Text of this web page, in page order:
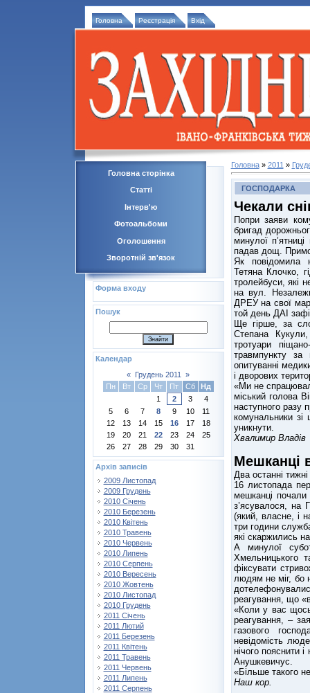
Головна Реєстрація Вхід
Головна сторінка
Статті
Інтерв'ю
Фотоальбоми
Оголошення
Зворотній зв'язок
Форма входу
Пошук
Календар
« Грудень 2011
»
Пн
Вт Ср Чт Пт Сб
Нд
1
2 3
4
5
6 7 8 9 10
11
12
13 14 15 16 17
18
19
20 21 22 23 24
25
26
27 28 29 30 31
Архів записів
2009 Листопад
2009 Грудень
2010 Січень
2010 Березень
2010 Квітень
2010 Травень
2010 Червень
2010 Липень
2010 Серпень
2010 Вересень
2010 Жовтень
2010 Листопад
2010 Грудень
2011 Січень
2011 Лютий
2011 Березень
2011 Квітень
2011 Травень
2011 Червень
2011 Липень
2011 Серпень
Головна» 2011 »
ГОСПОДАРКА
Чекали
Попри заяви
бригад
минулої
падав дощ.
Як повідомила
Тетяна Клочко,
тролейбуси, які
на вул.
ДРЕУ на свої
той день ДАІ
Ще гірше, за
Степана
тротуари
травмпункту
опитуванні
і дворових
«Ми не
міський голова
наступного разу
комунальники
уникнути.
Хвалимир Владів
Мешканці
Два останні
16 листопада
мешканці
з’ясувалося, на
(який, власне, і
три години
які скаржились
А минулої
Хмельницького
фіксувати
людям не міг, бо
реагування, що
«Коли у вас
реагування, –
газового
невідомість
нічого пояснити
Анушкевичус.
«Більше такого
Наш кор.